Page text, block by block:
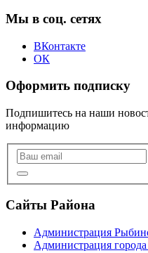
Мы в соц. сетях
ВКонтакте
ОК
Оформить подписку
Подпишитесь на наши
информацию
Сайты Района
Администрация
Администрация города